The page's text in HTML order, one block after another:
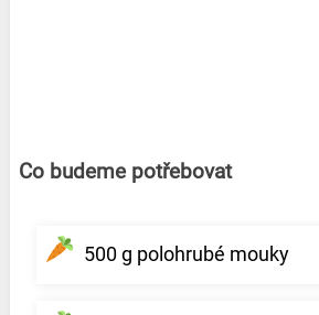
Co budeme potřebovat
500 g polohrubé mouky